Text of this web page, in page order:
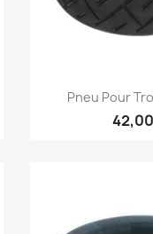

Pneu Pour